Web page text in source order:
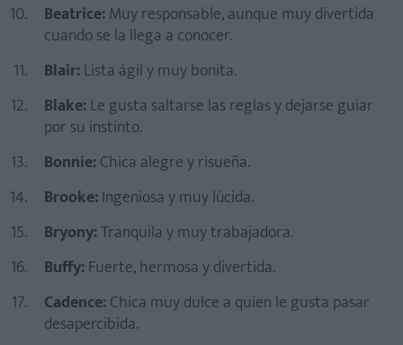
Beatrice:Muy responsable, aunque muy divertida
cuando se la llega a conocer.
Blair:Lista ágil y muy bonita.
Blake:Le gusta saltarse las reglas y dejarse guiar
por su instinto.
Bonnie:Chica alegre y risueña.
Brooke:Ingeniosa y muy lúcida.
Bryony:Tranquila y muy trabajadora.
Buffy:Fuerte, hermosa y divertida.
Cadence:Chica muy dulce a quien le gusta pasar
desapercibida.